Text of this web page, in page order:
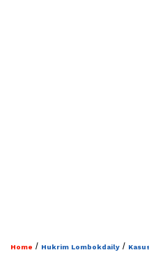
Home / Hukrim Lombokdaily /